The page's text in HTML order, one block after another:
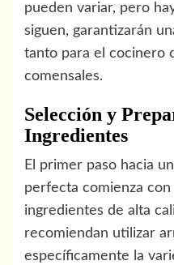
pueden variar, pero
siguen, garantizarán
tanto para el cocinero
comensales.
Selección y
Ingredientes
El primer paso hacia
perfecta comienza
ingredientes de alta
recomiendan utilizar
específicamente la